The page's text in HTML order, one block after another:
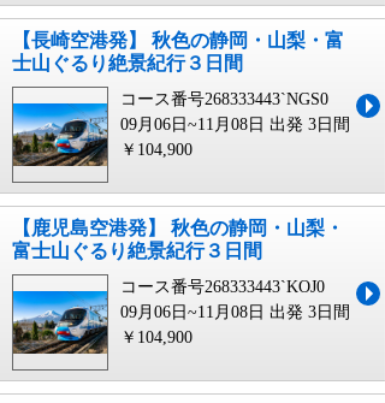
【長崎空港発】 秋色の静岡・山梨・富
士山ぐるり絶景紀行３日間
コース番号268333443`NGS0
09月06日~11月08日 出発 3日間
￥104,900
【鹿児島空港発】 秋色の静岡・山梨・
富士山ぐるり絶景紀行３日間
コース番号268333443`KOJ0
09月06日~11月08日 出発 3日間
￥104,900